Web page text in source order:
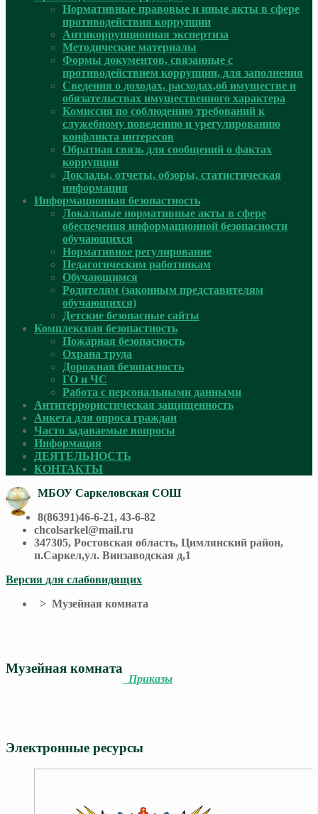
Нормативные правовые и иные акты в сфере
противодействия коррупции
Антикоррупционная экспертиза
Методические материалы
Формы документов, связанные с
противодействием коррупции, для заполнения
Сведения о доходах, расходах,об имуществе и
обязательствах имущественного характера
Комиссия по соблюдению требований к
служебному поведению и урегулированию
конфликта интересов
Обратная связь для сообщений о фактах
коррупции
Доклады, отчеты, обзоры, статистическая
информация
Информационная безопастность
Локальные нормативные акты в сфере
обеспечения информационной безопасности
обучающихся
Нормативное регулирование
Педагогическим работникам
Обучающимся
Родителям (законным представителям
обучающихся)
Детские безопасные сайты
Комплексная безопастность
Пожарная безопасность
Охрана труда
Дорожная безопасность
ГО и ЧС
Работа с персональными данными
Антитеррористическая защищенность
Анкета для опроса граждан
Часто задаваемые вопросы
Информация
ДЕЯТЕЛЬНОСТЬ
КОНТАКТЫ
МБОУ Саркеловская СОШ
8(86391)46-6-21, 43-6-82
chcolsarkel@mail.ru
347305, Ростовская область, Цимлянский район,
п.Саркел,ул. Винзаводская д,1
Версия для слабовидящих
> Музейная комната
Музейная комната
Приказы
Электронные ресурсы